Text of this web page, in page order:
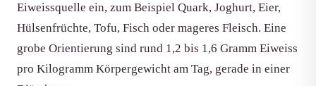
Eiweissquelle ein, zum Beispiel Quark, Joghurt, Eier,
Hülsenfrüchte, Tofu, Fisch oder mageres Fleisch. Eine
grobe Orientierung sind rund 1,2 bis 1,6 Gramm Eiweiss
pro Kilogramm Körpergewicht am Tag, gerade in einer